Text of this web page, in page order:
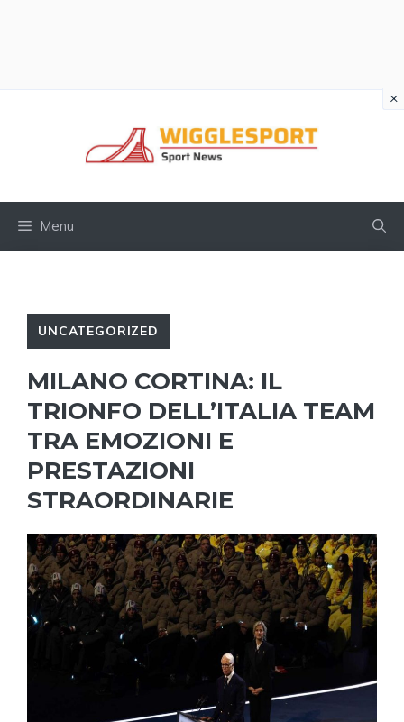
Menu
UNCATEGORIZED
MILANO CORTINA: IL
TRIONFO DELL’ITALIA TEAM
TRA EMOZIONI E
PRESTAZIONI
STRAORDINARIE
×